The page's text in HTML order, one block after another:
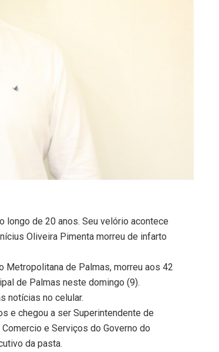
longo de 20 anos. Seu velório acontece
Oliveira Pimenta morreu de infarto
Metropolitana de Palmas, morreu aos 42
de Palmas neste domingo (9).
notícias no celular.
e chegou a ser Superintendente de
e Serviços do Governo do
da pasta.